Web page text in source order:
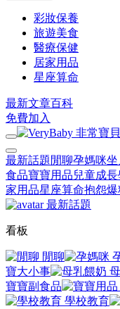
彩妝保養
旅遊美食
醫療保健
居家用品
星座算命
最新文章百科
免費加入
最新話題 閒聊孕媽咪坐
食品寶寶用品兒童成長
家用品星座算命抱怨爆
最新話題
看板
閒聊
寶大小事
寶寶副食品
學校教育